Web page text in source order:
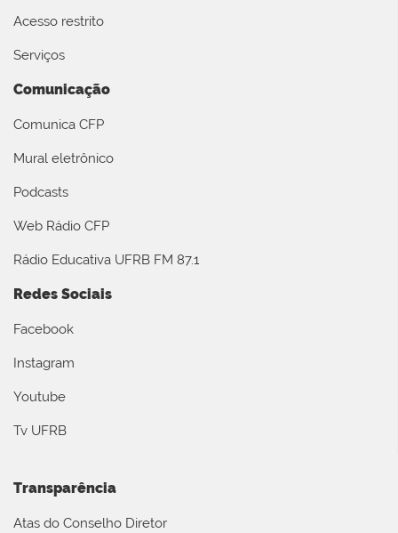
Acesso restrito
Serviços
Comunicação
Comunica CFP
Mural eletrônico
Podcasts
Web Rádio CFP
Rádio Educativa UFRB FM 87.1
Redes Sociais
Facebook
Instagram
Youtube
Tv UFRB
Transparência
Atas do Conselho Diretor